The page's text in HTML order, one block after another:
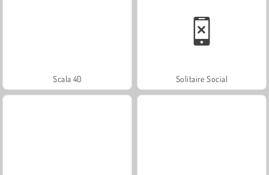
Scala 40 Solitaire Social